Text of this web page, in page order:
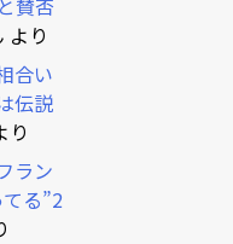
より
合い
伝説
り
ラン
る”2